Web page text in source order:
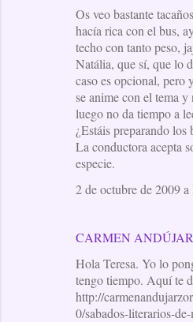
Os veo bastante
hacía rica con el bus,
techo con tanto peso,
Natália, que sí, que lo
caso es opcional, pero
se anime con el tema
luego no da tiempo a
¿Estáis preparando
La conductora acepta
especie.
2 de octubre de 2009 a
CARMEN ANDÚJAR
Hola Teresa. Yo lo
tengo tiempo. Aquí te
http://
0/sabados-literarios-